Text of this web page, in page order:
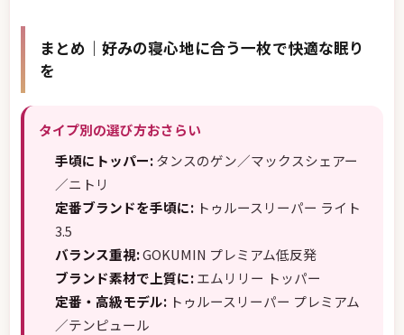
まとめ｜好みの寝心地に合う一枚で快適な眠り
を
タイプ別の選び方おさらい
手頃にトッパー:タンスのゲン／マックスシェアー
／ニトリ
定番ブランドを手頃に: トゥルースリーパー ライト
3.5
バランス重視:GOKUMIN プレミアム低反発
ブランド素材で上質に:エムリリー トッパー
定番・高級モデル: トゥルースリーパー プレミアム
／テンピュール